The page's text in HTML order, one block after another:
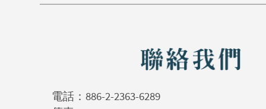
電話： 886-2-2363-6289